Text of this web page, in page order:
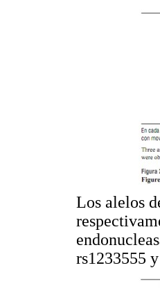
Los alelos
rs1233555